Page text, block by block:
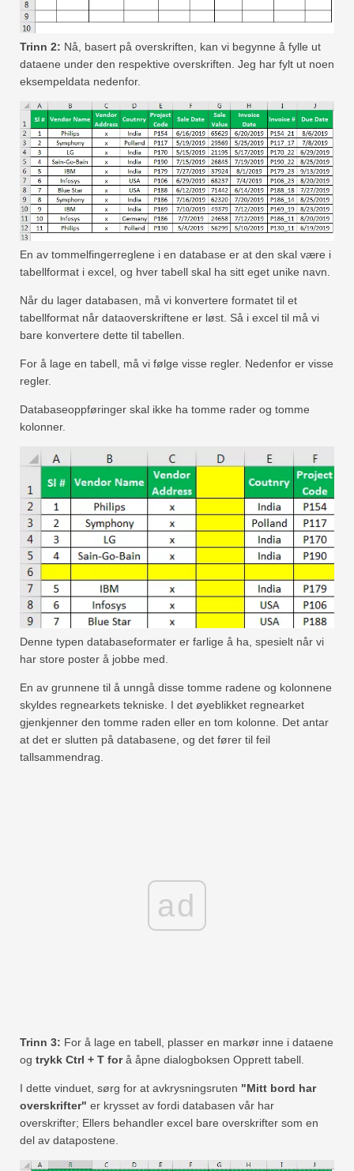
Trinn 2: Nå, basert på overskriften, kan vi begynne å fylle ut
dataene under den respektive overskriften. Jeg har fylt ut noen
eksempeldata nedenfor.
En av tommelfingerreglene i en database er at den skal være i
tabellformat i excel, og hver tabell skal ha sitt eget unike navn.
Når du lager databasen, må vi konvertere formatet til et
tabellformat når dataoverskriftene er løst. Så i excel til må vi
bare konvertere dette til tabellen.
For å lage en tabell, må vi følge visse regler. Nedenfor er visse
regler.
Databaseoppføringer skal ikke ha tomme rader og tomme
kolonner.
Denne typen databaseformater er farlige å ha, spesielt når vi
har store poster å jobbe med.
En av grunnene til å unngå disse tomme radene og kolonnene
skyldes regnearkets tekniske. I det øyeblikket regnearket
gjenkjenner den tomme raden eller en tom kolonne. Det antar
at det er slutten på databasene, og det fører til feil
tallsammendrag.
ad
Trinn 3: For å lage en tabell, plasser en markør inne i dataene
og trykk Ctrl + T forå åpne dialogboksen Opprett tabell.
I dette vinduet, sørg for at avkrysningsruten "Mitt bord har
overskrifter" er krysset av fordi databasen vår har
overskrifter; Ellers behandler excel bare overskrifter som en
del av datapostene.